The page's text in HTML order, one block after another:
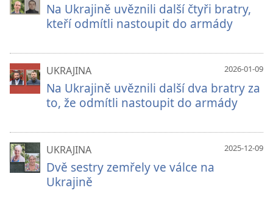
Na Ukrajině uvěznili další čtyři bratry,
kteří odmítli nastoupit do armády
2026-01-09
UKRAJINA
Na Ukrajině uvěznili další dva bratry za
to, že odmítli nastoupit do armády
2025-12-09
UKRAJINA
Dvě sestry zemřely ve válce na
Ukrajině